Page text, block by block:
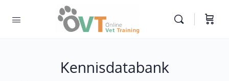
Kennisdatabank